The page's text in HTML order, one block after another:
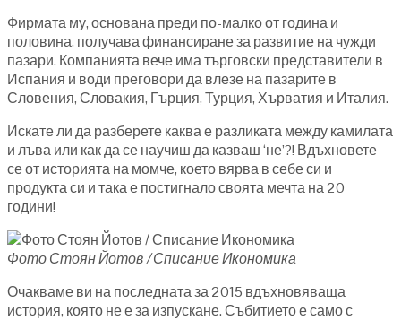
Фирмата му, основана преди по-малко от година и
половина, получава финансиране за развитие на чужди
пазари. Компанията вече има търговски представители в
Испания и води преговори да влезе на пазарите в
Словения, Словакия, Гърция, Турция, Хърватия и Италия.
Искате ли да разберете каква е разликата между камилата
и лъва или как да се научиш да казваш ‘не’?! Вдъхновете
се от историята на момче, което вярва в себе си и
продукта си и така е постигнало своята мечта на 20
години!
Фото Стоян Йотов / Списание Икономика
Очакваме ви на последната за 2015 вдъхновяваща
история, която не е за изпускане. Събитието е само с